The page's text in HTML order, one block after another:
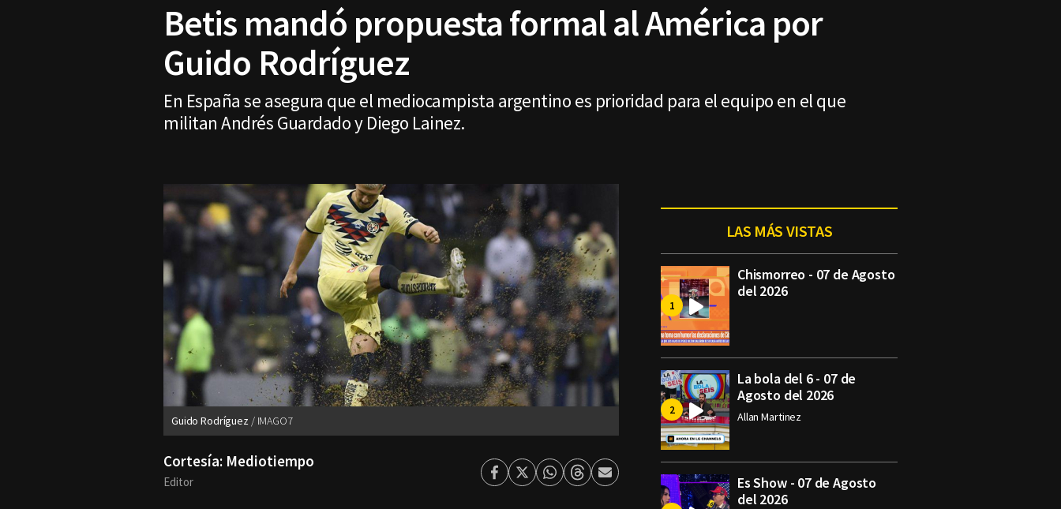
Betis mandó propuesta formal al América por
Guido Rodríguez
En España se asegura que el mediocampista argentino es prioridad para el equipo en el que
militan Andrés Guardado y Diego Lainez.
Guido Rodríguez IMAGO7
Cortesía: Mediotiempo
Editor Facebook
TwitterWhatsapp
ThreadsEnviar
LAS MÁS VISTAS
Chismorreo - 07 de Agosto
del 2026
La bola del 6 - 07 de
Agosto del 2026
Allan Martinez
Es Show - 07 de Agosto
del 2026